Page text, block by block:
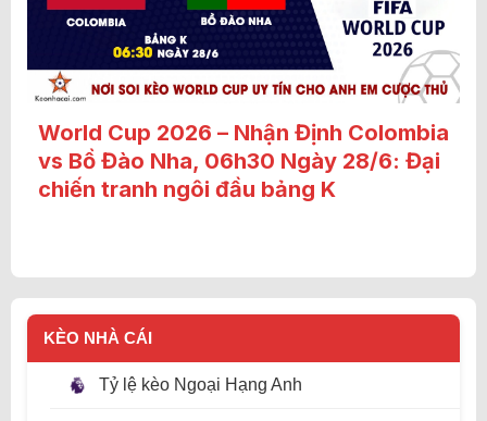
World Cup 2026 – Nhận Định Colombia
vs Bồ Đào Nha, 06h30 Ngày 28/6: Đại
chiến tranh ngôi đầu bảng K
KÈO NHÀ CÁI
Tỷ lệ kèo Ngoại Hạng Anh